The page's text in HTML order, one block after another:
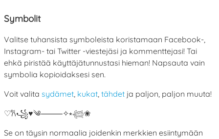
Symbolit
Valitse tuhansista symboleista koristamaan Facebook-,
Instagram- tai Twitter -viestejäsi ja kommenttejasi! Tai
ehkä piristää käyttäjätunnustasi hieman! Napsauta vain
symbolia kopioidaksesi sen.
Voit valita sydämet, kukat, tähdet ja paljon, paljon muuta!
♡𐙚꧁♥༄⸻✧⭒𓆉❀
Se on täysin normaalia joidenkin merkkien esiintymään